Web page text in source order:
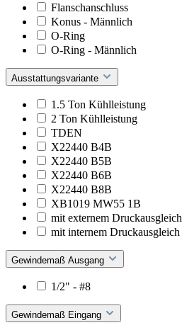
Flanschanschluss
Konus - Männlich
O-Ring
O-Ring - Männlich
Ausstattungsvariante
1.5 Ton Kühlleistung
2 Ton Kühlleistung
TDEN
X22440 B4B
X22440 B5B
X22440 B6B
X22440 B8B
XB1019 MW55 1B
mit externem Druckausgleich
mit internem Druckausgleich
Gewindemaß Ausgang
1/2" - #8
Gewindemaß Eingang